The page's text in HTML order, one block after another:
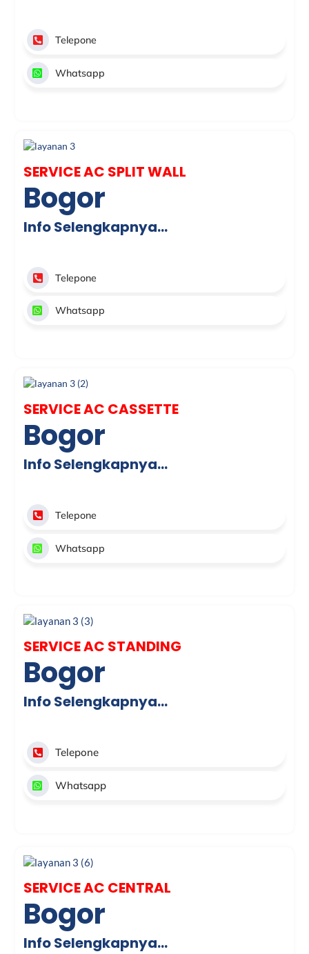
Telepone
Whatsapp
SERVICE AC SPLIT WALL
Bogor
Info Selengkapnya…
Telepone
Whatsapp
SERVICE AC CASSETTE
Bogor
Info Selengkapnya…
Telepone
Whatsapp
SERVICE AC STANDING
Bogor
Info Selengkapnya…
Telepone
Whatsapp
SERVICE AC CENTRAL
Bogor
Info Selengkapnya…